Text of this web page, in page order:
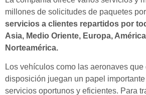
millones de solicitudes de paquetes
servicios a clientes repartidos por
Asia, Medio Oriente, Europa,
Norteamérica.
Los vehículos como las aeronaves que
disposición juegan un papel
servicios oportunos y eficientes. Para